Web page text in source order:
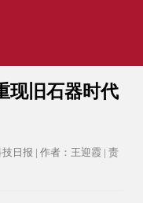
现旧石器时代
日报 | 作者：王迎霞 | 责